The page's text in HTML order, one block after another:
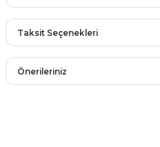
Bu ürüne ilk
Taksit Seçenekleri
Önerileriniz